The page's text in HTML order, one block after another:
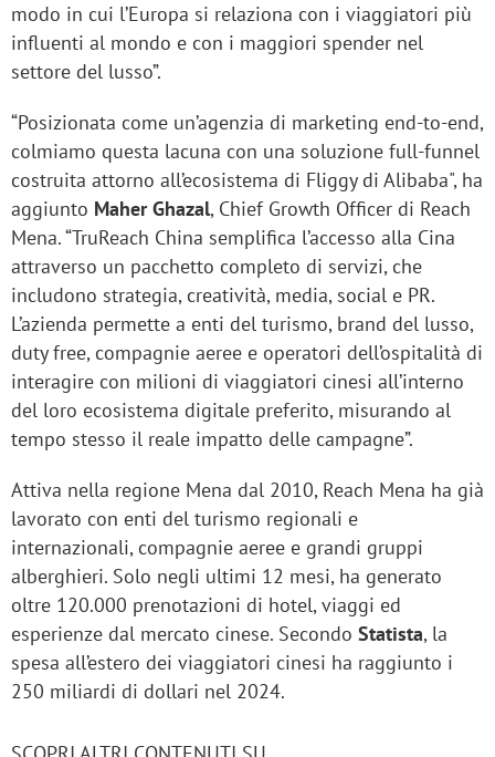
modo in cui l’Europa si relaziona con i viaggiatori più
influenti al mondo e con i maggiori spender nel
settore del lusso”.
“Posizionata come un’agenzia di marketing end-to-end,
colmiamo questa lacuna con una soluzione full-funnel
costruita attorno all’ecosistema di Fliggy di Alibaba", ha
aggiunto Maher Ghazal, Chief Growth Officer di Reach
Mena. “TruReach China semplifica l’accesso alla Cina
attraverso un pacchetto completo di servizi, che
includono strategia, creatività, media, social e PR.
L’azienda permette a enti del turismo, brand del lusso,
duty free, compagnie aeree e operatori dell’ospitalità di
interagire con milioni di viaggiatori cinesi all’interno
del loro ecosistema digitale preferito, misurando al
tempo stesso il reale impatto delle campagne”.
Attiva nella regione Mena dal 2010, Reach Mena ha già
lavorato con enti del turismo regionali e
internazionali, compagnie aeree e grandi gruppi
alberghieri. Solo negli ultimi 12 mesi, ha generato
oltre 120.000 prenotazioni di hotel, viaggi ed
esperienze dal mercato cinese. Secondo Statista, la
spesa all’estero dei viaggiatori cinesi ha raggiunto i
250 miliardi di dollari nel 2024.